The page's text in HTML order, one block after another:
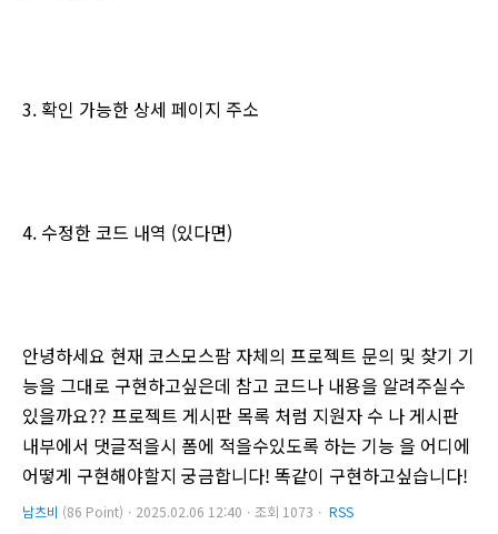
3. 확인 가능한 상세 페이지 주소
4. 수정한 코드 내역 (있다면)
안녕하세요 현재 코스모스팜 자체의 프로젝트 문의 및 찾기 기
능을 그대로 구현하고싶은데 참고 코드나 내용을 알려주실수
있을까요?? 프로젝트 게시판 목록 처럼 지원자 수 나 게시판
내부에서 댓글적을시 폼에 적을수있도록 하는 기능 을 어디에
어떻게 구현해야할지 궁금합니다! 똑같이 구현하고싶습니다!
남츠비 (86 Point)ㆍ2025.02.06 12:40ㆍ조회 1073ㆍ RSS